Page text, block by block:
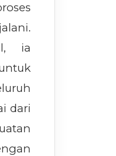
ia
dari